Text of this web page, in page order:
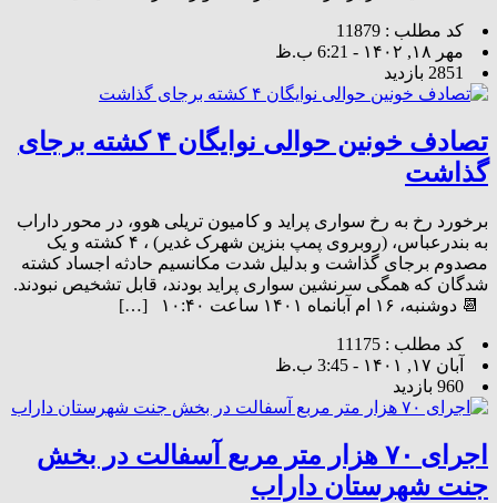
کد مطلب : 11879
مهر ۱۸, ۱۴۰۲ - 6:21 ب.ظ
2851 بازدید
تصادف خونین حوالی نوایگان ۴ کشته برجای
گذاشت
برخورد رخ به رخ سواری پراید و کامیون تریلی هوو، در محور داراب
به بندرعباس، (روبروی پمپ بنزین شهرک غدیر) ، ۴ کشته و یک
مصدوم برجای گذاشت و بدلیل شدت مکانسیم حادثه اجساد کشته
شدگان که همگی سرنشین سواری پراید بودند، قابل تشخیص نبودند.
📆 دوشنبه، ۱۶ ام آبانماه ۱۴۰۱ ساعت ۱۰:۴۰ […]
کد مطلب : 11175
آبان ۱۷, ۱۴۰۱ - 3:45 ب.ظ
960 بازدید
اجرای ۷٠ هزار متر مربع آسفالت در بخش
جنت شهرستان داراب